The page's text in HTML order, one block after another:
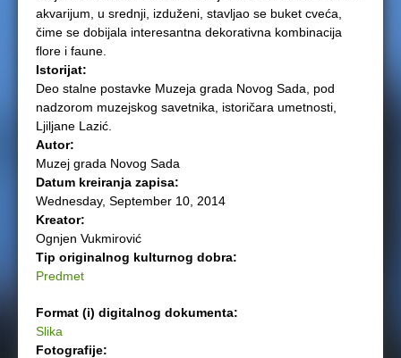
akvarijum, u srednji, izduženi, stavljao se buket cveća,
čime se dobijala interesantna dekorativna kombinacija
flore i faune.
Istorijat:
Deo stalne postavke Muzeja grada Novog Sada, pod
nadzorom muzejskog savetnika, istoričara umetnosti,
Ljiljane Lazić.
Autor:
Muzej grada Novog Sada
Datum kreiranja zapisa:
Wednesday, September 10, 2014
Kreator:
Ognjen Vukmirović
Tip originalnog kulturnog dobra:
Predmet
Format (i) digitalnog dokumenta:
Slika
Fotografije: